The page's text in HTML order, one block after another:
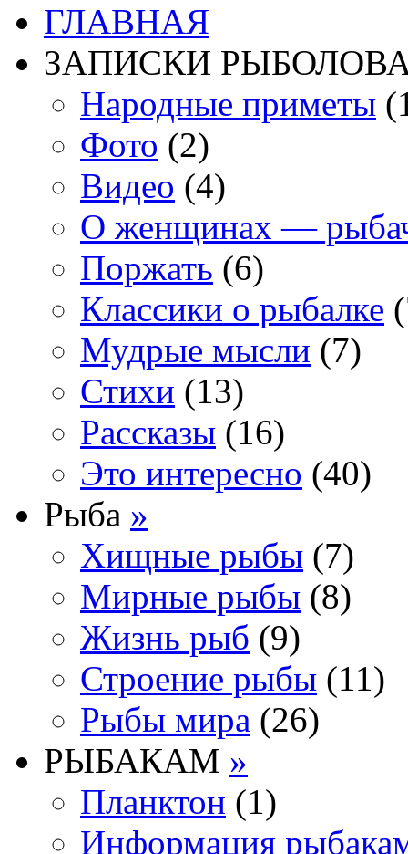
ГЛАВНАЯ
ЗАПИСКИ
Народные приметы
Фото (2)
Видео (4)
О женщинах —
Поржать (6)
Классики о рыбалке
Мудрые мысли (7)
Стихи (13)
Рассказы (16)
Это интересно (40)
Рыба »
Хищные рыбы (7)
Мирные рыбы (8)
Жизнь рыб (9)
Строение рыбы (11)
Рыбы мира (26)
РЫБАКАМ »
Планктон (1)
Информация